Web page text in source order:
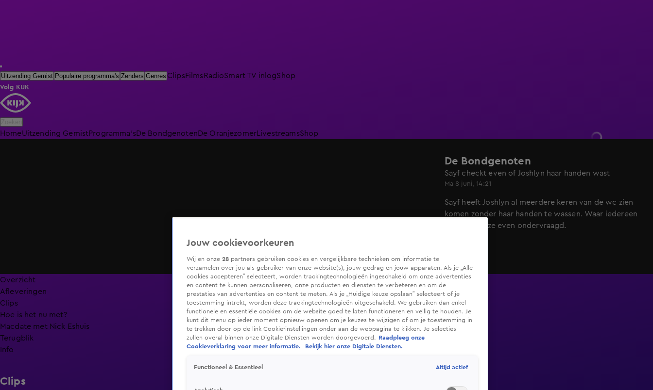
Uitzending Gemist Populaire programma's Zenders Genres ClipsFilmsRadioSmart TV inlogShop
Volg KIJK
HomeUitzending GemistProgramma'sDe BondgenotenDe Oranjezomer LivestreamsShop
De Bondgenoten
Sayf checkt even of Joshlyn haar handen wast
Ma 8 juni, 14:21
Sayf heeft Joshlyn al meerdere keren van de wc zien
komen zonder haar handen te wassen. Waar iedereen
bij is wordt ze even ondervraagd.
Overzicht
Afleveringen
Clips
Hoe is het nu met?
Macdate met Nick Eshuis
Terugblik
Info
Clips
Jouw cookievoorkeuren
Wij en onze 28 partners gebruiken cookies en vergelijkbare technieken om informatie te
verzamelen over jou als gebruiker van onze website(s), jouw gedrag en jouw apparaten. Als je „Alle
cookies accepteren” selecteert, worden trackingtechnologieën ingeschakeld om onze advertenties
en content te kunnen personaliseren, onze producten en diensten te verbeteren en om de
prestaties van advertenties en content te meten. Als je „Huidige keuze opslaan” selecteert of je
toestemming intrekt, worden deze trackingtechnologieën uitgeschakeld. We gebruiken dan enkel
functionele en essentiële cookies om de website goed te laten functioneren en veilig te houden. Je
kunt dit menu op ieder moment opnieuw openen om je keuzes te wijzigen of om je toestemming in
te trekken door op de link Cookie-instellingen onder aan de webpagina te klikken. Je selecties
zullen overal binnen onze Digitale Diensten worden doorgevoerd.
Raadpleeg onze
Cookieverklaring voor meer informatie.
Bekijk hier onze Digitale Diensten.
Functioneel & Essentieel Altijd actief